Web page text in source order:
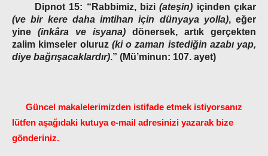
Dipnot 15: “Rabbimiz, bizi(ateşin) içinden çıkar
(ve bir kere daha imtihan için dünyaya yolla), eğer
yine (inkâra ve isyana) dönersek, artık gerçekten
zalim kimseler oluruz (ki o zaman istediğin azabı yap,
diye bağrışacaklardır).” (Mü’minun: 107. ayet)
Güncel makalelerimizden istifade etmek istiyorsanız
lütfen aşağıdaki kutuya e-mail adresinizi yazarak bize
gönderiniz.